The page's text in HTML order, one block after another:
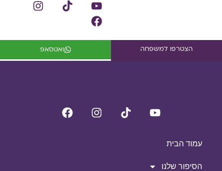
הצטרפו למשפחה ואטסאפ
עמוד הבית
הסיפור שלנו